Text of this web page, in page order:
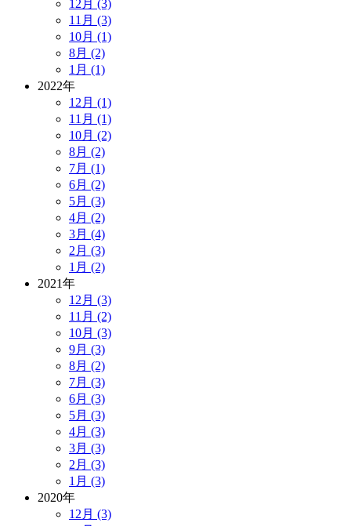
12月 (3)
11月 (3)
10月 (1)
8月 (2)
1月 (1)
2022年
12月 (1)
11月 (1)
10月 (2)
8月 (2)
7月 (1)
6月 (2)
5月 (3)
4月 (2)
3月 (4)
2月 (3)
1月 (2)
2021年
12月 (3)
11月 (2)
10月 (3)
9月 (3)
8月 (2)
7月 (3)
6月 (3)
5月 (3)
4月 (3)
3月 (3)
2月 (3)
1月 (3)
2020年
12月 (3)